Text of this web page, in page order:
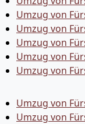
Umzug von
Umzug von
Umzug von
Umzug von
Umzug von
Umzug von
Umzug von